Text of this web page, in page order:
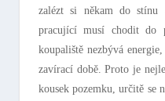
zalézt si někam do stínu
pracující musí chodit do
koupaliště nezbývá
zavírací době. Proto je
kousek pozemku, určitě se